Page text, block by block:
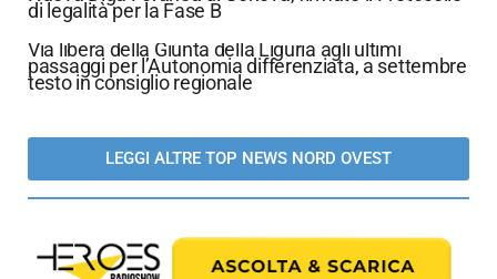
di legalità per la Fase B
Via libera della Giunta della Liguria agli ultimi
passaggi per l’Autonomia differenziata, a settembre
testo in consiglio regionale
LEGGI ALTRE TOP NEWS NORD OVEST